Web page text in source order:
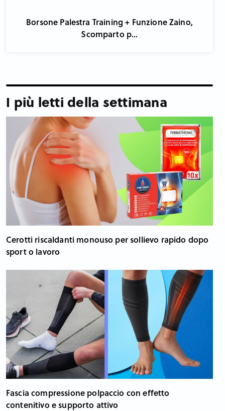
Borsone Palestra Training + Funzione Zaino,
Scomparto p...
I più letti della settimana
Cerotti riscaldanti monouso per sollievo rapido dopo
sport o lavoro
Fascia compressione polpaccio con effetto
contenitivo e supporto attivo